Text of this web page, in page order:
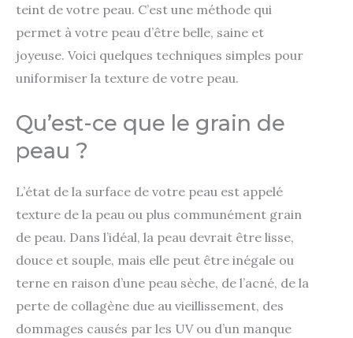
teint de votre peau. C’est une méthode qui
permet à votre peau d’être belle, saine et
joyeuse. Voici quelques techniques simples pour
uniformiser la texture de votre peau.
Qu’est-ce que le grain de
peau ?
L’état de la surface de votre peau est appelé
texture de la peau ou plus communément grain
de peau. Dans l’idéal, la peau devrait être lisse,
douce et souple, mais elle peut être inégale ou
terne en raison d’une peau sèche, de l’acné, de la
perte de collagène due au vieillissement, des
dommages causés par les UV ou d’un manque